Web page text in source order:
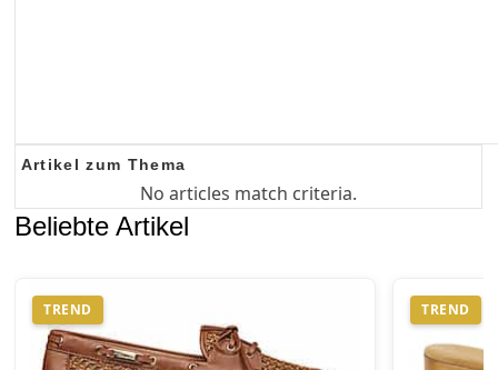
Artikel zum Thema
No articles match criteria.
Beliebte Artikel
TREND TREND